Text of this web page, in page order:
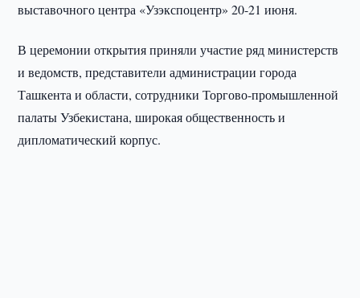
выставочного центра «Узэкспоцентр» 20-21 июня.
В церемонии открытия приняли участие ряд министерств
и ведомств, представители администрации города
Ташкента и области, сотрудники Торгово-промышленной
палаты Узбекистана, широкая общественность и
дипломатический корпус.